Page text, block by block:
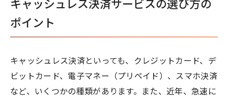
キャッシュレス決済サービスの選び方の
ポイント
キャッシュレス決済といっても、クレジットカード、デ
ビットカード、電子マネー（プリペイド）、スマホ決済
など、いくつかの種類があります。また、近年、急速に